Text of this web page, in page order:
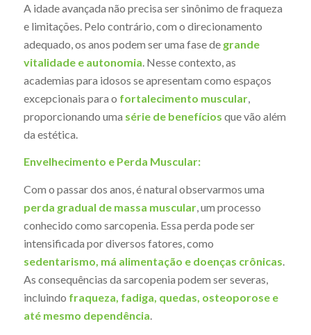
A idade avançada não precisa ser sinônimo de fraqueza
e limitações. Pelo contrário, com o direcionamento
adequado, os anos podem ser uma fase de grande
vitalidade e autonomia . Nesse contexto, as
academias para idosos se apresentam como espaços
excepcionais para o fortalecimento muscular,
proporcionando uma série de benefícios que vão além
da estética.
Envelhecimento e Perda Muscular:
Com o passar dos anos, é natural observarmos uma
perda gradual de massa muscular, um processo
conhecido como sarcopenia. Essa perda pode ser
intensificada por diversos fatores, como
sedentarismo, má alimentação e doenças crônicas
As consequências da sarcopenia podem ser severas,
incluindo fraqueza, fadiga, quedas, osteoporose e
até mesmo dependência